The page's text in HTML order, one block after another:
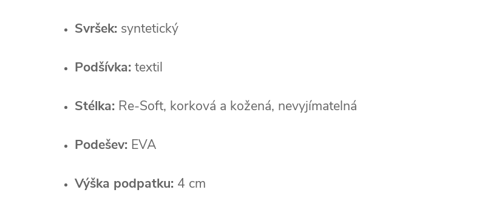
Svršek: syntetický
Podšívka: textil
Stélka: Re‑Soft, korková a kožená, nevyjímatelná
Podešev: EVA
Výška podpatku: 4 cm